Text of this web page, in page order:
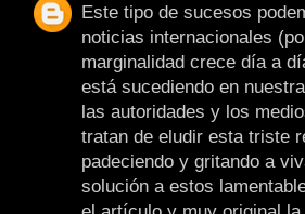
Este tipo de sucesos
noticias internacionales
marginalidad crece día a
está sucediendo en
las autoridades y los
tratan de eludir esta triste
padeciendo y gritando a
solución a estos